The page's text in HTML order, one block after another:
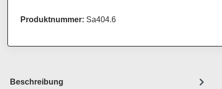
Produktnummer: Sa404.6
Beschreibung